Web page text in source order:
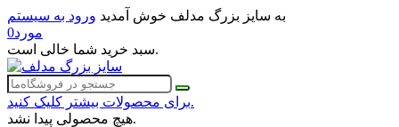
به سایز بزرگ مدلف خوش آمدید ورود به سیستم
0مورد
سبد خرید شما خالی است.
برای محصولات بیشتر کلیک کنید.
هیچ محصولی پیدا نشد.